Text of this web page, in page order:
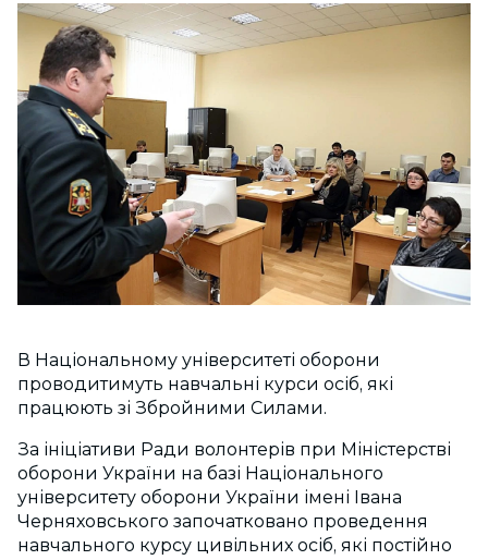
В Національному університеті оборони
проводитимуть навчальні курси осіб, які
працюють зі Збройними Силами.
За ініціативи Ради волонтерів при Міністерстві
оборони України на базі Національного
університету оборони України імені Івана
Черняховського започатковано проведення
навчального курсу цивільних осіб, які постійно